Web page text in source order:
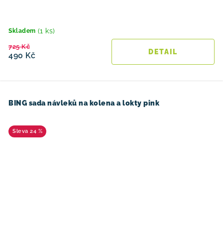
Skladem (1 ks)
490 Kč
725 Kč
BING sada návleků na kolena a lokty pink
24 %